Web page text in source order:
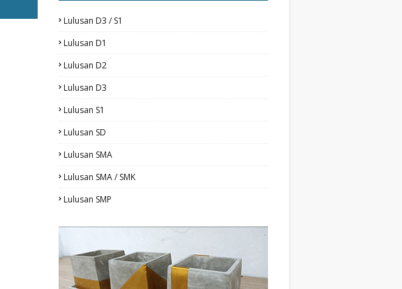
Lulusan D3 / S1
Lulusan D1
Lulusan D2
Lulusan D3
Lulusan S1
Lulusan SD
Lulusan SMA
Lulusan SMA / SMK
Lulusan SMP